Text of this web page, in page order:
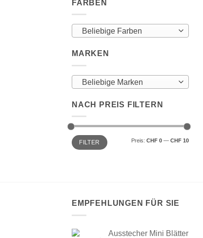
FARBEN
Beliebige Farben
MARKEN
Beliebige Marken
NACH PREIS FILTERN
Min.
Preis
Max.
PreisFILTER Preis: CHF 0 — CHF 10
EMPFEHLUNGEN FÜR SIE
Ausstecher Mini Blätter